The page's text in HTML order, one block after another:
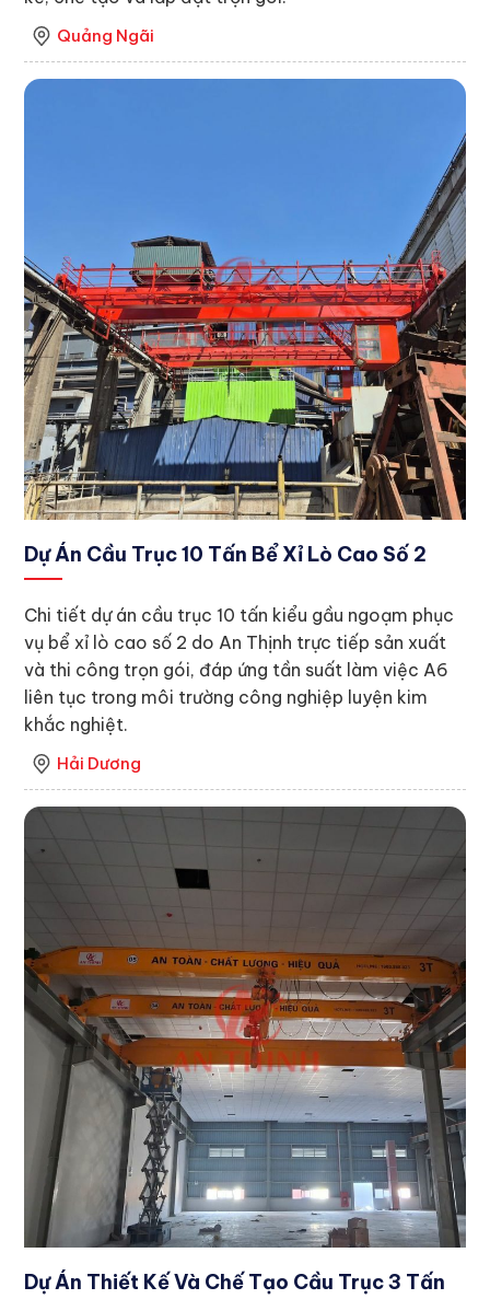
Quảng Ngãi
Dự Án Cầu Trục 10 Tấn Bể Xỉ Lò Cao Số 2
Chi tiết dự án cầu trục 10 tấn kiểu gầu ngoạm phục
vụ bể xỉ lò cao số 2 do An Thịnh trực tiếp sản xuất
và thi công trọn gói, đáp ứng tần suất làm việc A6
liên tục trong môi trường công nghiệp luyện kim
khắc nghiệt.
Hải Dương
Dự Án Thiết Kế Và Chế Tạo Cầu Trục 3 Tấn